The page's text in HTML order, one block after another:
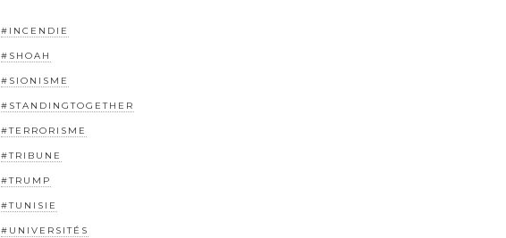
#INCENDIE
#SHOAH
#SIONISME
#STANDINGTOGETHER
#TERRORISME
#TRIBUNE
#TRUMP
#TUNISIE
#UNIVERSITÉS